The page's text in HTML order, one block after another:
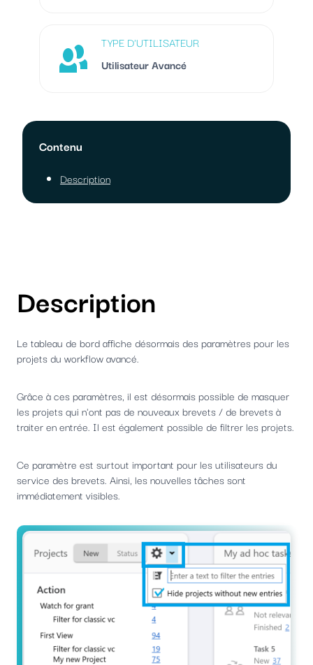
TYPE D'UTILISATEUR
Utilisateur Avancé
Contenu
Description
Description
Le tableau de bord affiche désormais des paramètres pour les
projets du workflow avancé.
Grâce à ces paramètres, il est désormais possible de masquer
les projets qui n'ont pas de nouveaux brevets / de brevets à
traiter en entrée. Il est également possible de filtrer les projets.
Ce paramètre est surtout important pour les utilisateurs du
service des brevets. Ainsi, les nouvelles tâches sont
immédiatement visibles.